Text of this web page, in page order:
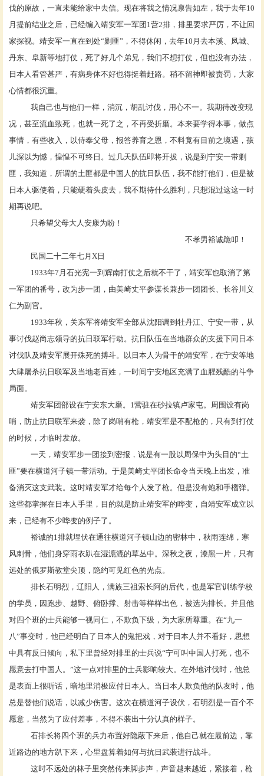
伐的原故，一直未能给家中去信。现在将我之情况禀告如左，我于去年10
月提前结业之后，已经编入靖安军一军团1营2排，排里要求严厉，不让回
家探视。靖安军一直在到处“剿匪”，不得休闲，去年10月去本溪、凤城、
丹东、阜新等地打仗，死了好几个弟兄，我们不想打仗，但也没有办法，
日本人看管甚严，有病身体不好也得挺着赶路。稍不留神即被责罚，大家
心情都很沉重。
我自己也与他们一样，消沉，胡乱讨伐，用心不一。我期待改变现
况，甚至流血致死，也就一死了之，不再受折磨。本来要学得本事，做点
事情，有些收入，以侍奉父母，报答养育之恩，不料竟有目前之境遇，孩
儿深以为憾，惶惶不可终日。过几天队伍即将开拔，说是到宁安一带剿
匪，我知道，所谓的土匪都是中国人的抗日队伍，我不能打他们，但是被
日本人驱使着，只能硬着头皮去，我不期待什么胜利，只想混过这这一时
期再说吧。
只希望父母大人安康为盼！
不孝男裕诚跪叩！
民国二十二年七月 X日
1933年7月石光宪一到辉南打仗之后就不干了，靖安军也取消了第
一军团的番号，改为步一团，由美崎丈平参谋长兼步一团团长、长谷川义
仁为副官。
1933年秋，关东军将靖安军全部从沈阳调到牡丹江、宁安一带，从
事讨伐赵尚志领导的抗日联军行动。抗日队伍在当地群众的支援下同日本
讨伐队及靖安军展开殊死的搏斗。以日本人为骨干的靖安军，在宁安等地
大肆屠杀抗日联军及当地老百姓，一时间宁安地区充满了血腥残酷的斗争
局面。
靖安军团部设在宁安东大磨。 1营驻在砂拉镇卢家屯。周围设有岗
哨，防止抗日联军来袭，除了岗哨有枪，靖安军是不配枪的，只有到打仗
的时候，才临时发放。
一天，靖安军步一团接到密报，说是有一股以周保中为头目的“土
匪”要在横道河子镇一带活动。于是美崎丈平团长命令当天晚上出发，准
备消灭这支武装。这时靖安军才给每个人发了枪。但是没有炮和手榴弹。
这些都掌握在日本人手里，目的就是防止靖安军的哗变，自靖安军成立以
来，已经有不少哗变的例子了。
裕诚的1排就埋伏在通往横道河子镇山边的密林中，秋雨连绵，寒
风刺骨，他们身穿雨衣趴在湿漉漉的草丛中。深秋之夜，漆黑一片，只有
远处的俄罗斯教堂尖顶，隐约可见红色的光点。
排长石明烈，辽阳人，满族三祖索长阿的后代，也是军官训练学校
的学员，因跑步、越野、俯卧撑、射击等样样出色，被选为排长。并且他
对四个班的士兵能够一视同仁，不欺负下级，为大家所尊重。在“九一
八”事变时，他已经明白了日本人的鬼把戏，对于日本人并不看好，思想
中具有反日倾向，私下里曾经对排里的士兵说“宁可叫中国人打死，也不
愿意去打中国人。”这一点对排里的士兵影响较大。在外地讨伐时，他总
是表面上很听话，暗地里消极应付日本人。当日本人欺负他的队友时，他
总是替他们说话，以减少伤害。这次在横道河子设伏，石明烈是一百个不
愿意，当然为了应付差事，不得不装出十分认真的样子。
石排长将四个班的兵力布置好隐蔽下来后，他自己就在最前边，靠
近路边的地方趴下来，心里盘算着如何与抗日武装进行战斗。
这时不远处的林子里突然传来脚步声，声音越来越近，紧接着，枪